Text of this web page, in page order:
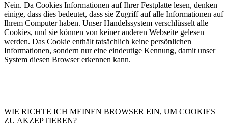
Nein. Da Cookies Informationen auf Ihrer Festplatte lesen, denken
einige, dass dies bedeutet, dass sie Zugriff auf alle Informationen auf
Ihrem Computer haben. Unser Handelssystem verschlüsselt alle
Cookies, und sie können von keiner anderen Webseite gelesen
werden. Das Cookie enthält tatsächlich keine persönlichen
Informationen, sondern nur eine eindeutige Kennung, damit unser
System diesen Browser erkennen kann.
WIE RICHTE ICH MEINEN BROWSER EIN, UM COOKIES
ZU AKZEPTIEREN?